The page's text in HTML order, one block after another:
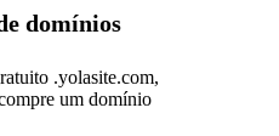
domínios
.yolasite.com,
um domínio